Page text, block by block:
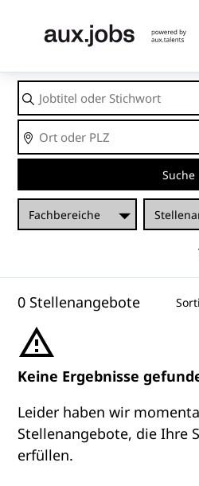
Jobtitel
oder
Stichwort
Ort
Suche
Fachbereiche
0 Stellenangebote
Keine Ergebnisse
Leider haben wir
Stellenangebote, die Ihre
erfüllen.